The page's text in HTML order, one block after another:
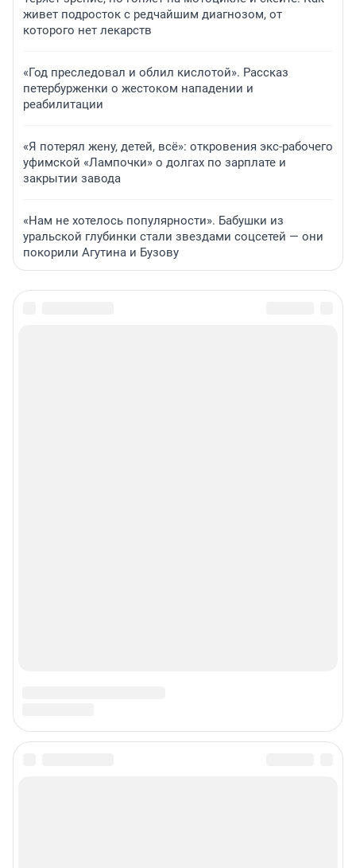
живет подросток с редчайшим диагнозом, от
которого нет лекарств
«Год преследовал и облил кислотой». Рассказ
петербурженки о жестоком нападении и
реабилитации
«Я потерял жену, детей, всё»: откровения экс-рабочего
уфимской «Лампочки» о долгах по зарплате и
закрытии завода
«Нам не хотелось популярности». Бабушки из
уральской глубинки стали звездами соцсетей — они
покорили Агутина и Бузову